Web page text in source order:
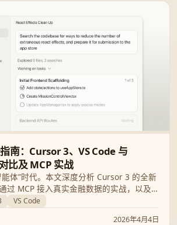
南：Cursor 3、VS Code 与
比及 MCP 实战
体”时代。本文深度分析 Cursor 3 的全新
过 MCP 接入真实金融数据的实战，以及
度智能，助你在这场 IDE 变革中选出最强
VS Code
2026年4月4日